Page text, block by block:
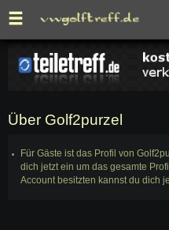
Über Golf2purzel
Für Gäste ist das Profil von
dich jetzt ein um das gesamte
Account besitzten kannst du dich